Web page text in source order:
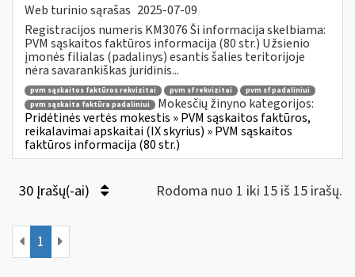
Web turinio sąrašas 2025-07-09
Registracijos numeris KM3076 Ši informacija skelbiama:
PVM sąskaitos faktūros informacija (80 str.) Užsienio
įmonės filialas (padalinys) esantis šalies teritorijoje
nėra savarankiškas juridinis...
pvm sąskaitos faktūros rekvizitai pvm sf rekvizitai
pvm sf padaliniui
pvm sąskaita faktūra padaliniui
Mokesčių žinyno kategorijos:
Pridėtinės vertės mokestis » PVM sąskaitos faktūros,
reikalavimai apskaitai (IX skyrius) » PVM sąskaitos
faktūros informacija (80 str.)
30 Įrašų(-ai) Rodoma nuo 1 iki 15 iš 15 irašų.
1